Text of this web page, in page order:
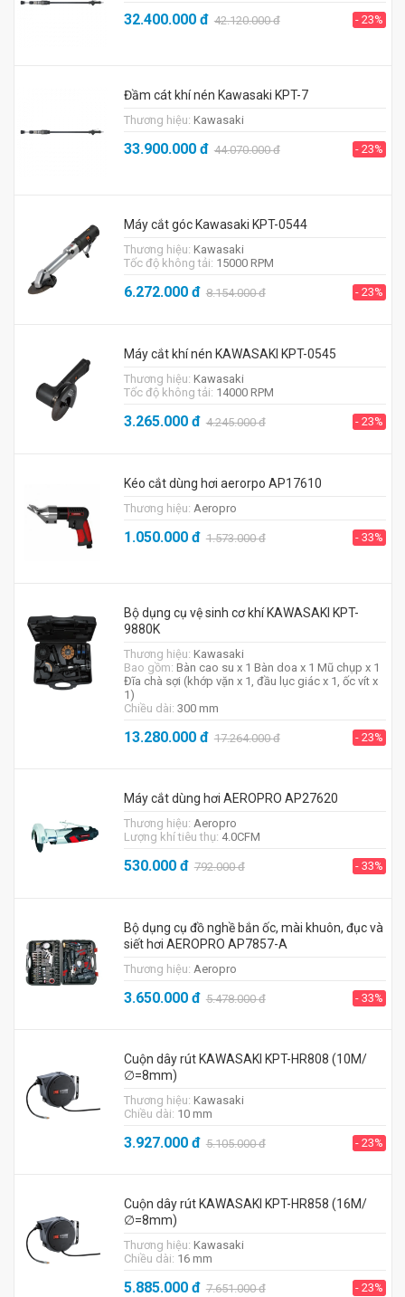
32.400.000đ 42.120.000đ - 23%
Đầm cát khí nén Kawasaki KPT-7
Thương hiệu: Kawasaki
33.900.000đ 44.070.000đ - 23%
Máy cắt góc Kawasaki KPT-0544
Thương hiệu: Kawasaki
Tốc độ không tải: 15000 RPM
6.272.000đ 8.154.000đ - 23%
Máy cắt khí nén KAWASAKI KPT-0545
Thương hiệu: Kawasaki
Tốc độ không tải: 14000 RPM
3.265.000đ 4.245.000đ - 23%
Kéo cắt dùng hơi aerorpo AP17610
Thương hiệu: Aeropro
1.050.000đ 1.573.000đ - 33%
Bộ dụng cụ vệ sinh cơ khí KAWASAKI KPT-
9880K
Thương hiệu: Kawasaki
Bao gồm: Bàn cao su x 1 Bàn doa x 1 Mũ chụp x 1
Đĩa chà sợi (khớp vặn x 1, đầu lục giác x 1, ốc vít x
1)
Chiều dài: 300 mm
13.280.000đ 17.264.000đ - 23%
Máy cắt dùng hơi AEROPRO AP27620
Thương hiệu: Aeropro
Lượng khí tiêu thụ: 4.0CFM
530.000đ 792.000đ - 33%
Bộ dụng cụ đồ nghề bắn ốc, mài khuôn, đục và
siết hơi AEROPRO AP7857-A
Thương hiệu: Aeropro
3.650.000đ 5.478.000đ - 33%
Cuộn dây rút KAWASAKI KPT-HR808 (10M/
∅=8mm)
Thương hiệu: Kawasaki
Chiều dài: 10 mm
3.927.000đ 5.105.000đ - 23%
Cuộn dây rút KAWASAKI KPT-HR858 (16M/
∅=8mm)
Thương hiệu: Kawasaki
Chiều dài: 16 mm
5.885.000đ 7.651.000đ - 23%